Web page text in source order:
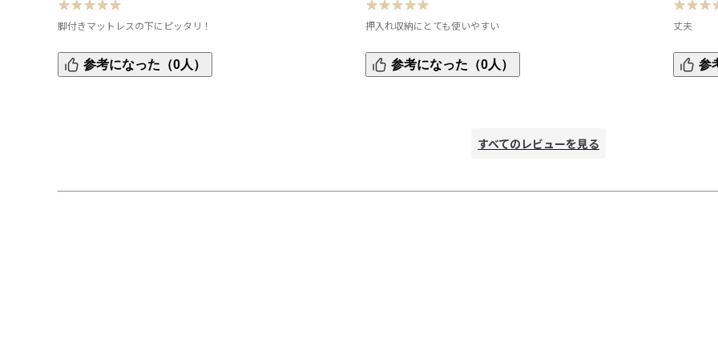
脚付きマットレスの下にピッタリ！
脚付きマットレス（木脚２６ｃｍ）の下に設置しています
が、高さがピッタリです！
参考になった（0人）
押入れ収納にとても使いやすい
押入れにぴったりのサイズで、引き出しタイプでとても使い
やすいです。
参考になった（0人）
丈夫
中身が
夫です。
参
すべてのレビューを見る